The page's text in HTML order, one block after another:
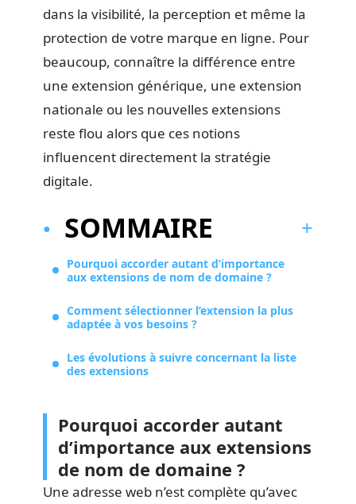
dans la visibilité, la perception et même la
protection de votre marque en ligne. Pour
beaucoup, connaître la différence entre
une extension générique, une extension
nationale ou les nouvelles extensions
reste flou alors que ces notions
influencent directement la stratégie
digitale.
SOMMAIRE
Pourquoi accorder autant d’importance
aux extensions de nom de domaine ?
Comment sélectionner l’extension la plus
adaptée à vos besoins ?
Les évolutions à suivre concernant la liste
des extensions
Pourquoi accorder autant
d’importance aux extensions
de nom de domaine ?
Une adresse web n’est complète qu’avec